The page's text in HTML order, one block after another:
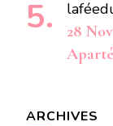
28
ARCHIVES